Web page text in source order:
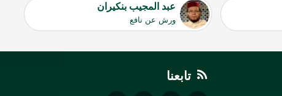
عبد المجيب بنكيران
ورش عن نافع
تابعنا